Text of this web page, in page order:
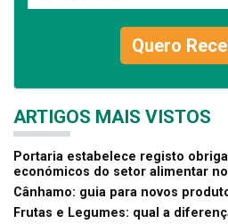
Quero
ARTIGOS MAIS VISTOS
Portaria estabelece registo
económicos do setor alimentar no
Cânhamo: guia para novos
Frutas e Legumes: qual a